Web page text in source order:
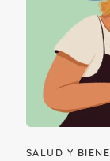
Causas
SALUD Y